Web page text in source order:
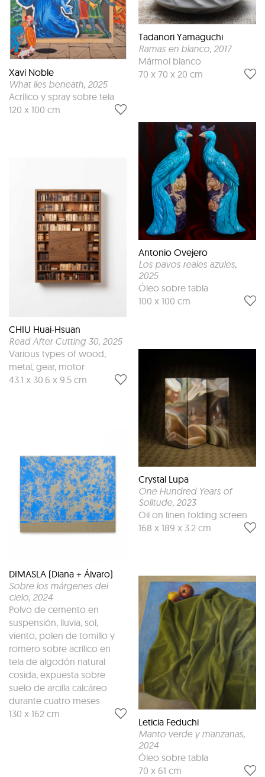
Xavi Noble
What lies beneath, 2025
Acrílico y spray sobre tela
120 x 100 cm
CHIU Huai-Hsuan
Read After Cutting 30, 2025
Various types of wood,
metal, gear, motor
43.1 x 30.6 x 9.5 cm
DIMASLA (Diana + Álvaro)
Sobre los márgenes del
cielo, 2024
Polvo de cemento en
suspensión, lluvia, sol,
viento, polen de tomillo y
romero sobre acrílico en
tela de algodón natural
cosida, expuesta sobre
suelo de arcilla calcáreo
durante cuatro meses
130 x 162 cm
Tadanori Yamaguchi
Ramas en blanco, 2017
Mármol blanco
70 x 70 x 20 cm
Antonio Ovejero
Los pavos reales azules,
2025
Óleo sobre tabla
100 x 100 cm
Crystal Lupa
One Hundred Years of
Solitude, 2023
Oil on linen folding screen
168 x 189 x 3.2 cm
Leticia Feduchi
Manto verde y manzanas,
2024
Óleo sobre tabla
70 x 61 cm